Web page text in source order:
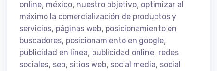
online, méxico, nuestro objetivo, optimizar al
máximo la comercialización de productos y
servicios, páginas web, posicionamiento en
buscadores, posicionamiento en google,
publicidad en línea, publicidad online, redes
sociales, seo, sitios web, social media, social